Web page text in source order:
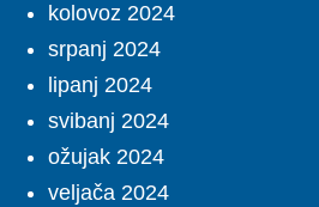
kolovoz 2024
srpanj 2024
lipanj 2024
svibanj 2024
ožujak 2024
veljača 2024